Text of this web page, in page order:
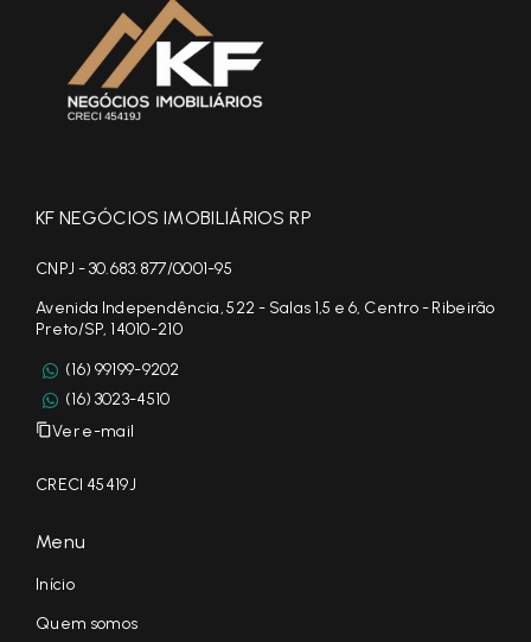
KF NEGÓCIOS IMOBILIÁRIOS RP
CNPJ - 30.683.877/0001-95
Avenida Independência, 522 - Salas 1,5 e 6, Centro - Ribeirão
Preto/SP, 14010-210
(16) 99199-9202
(16) 3023-4510
Ver e-mail
CRECI 45419J
Menu
Início
Quem somos